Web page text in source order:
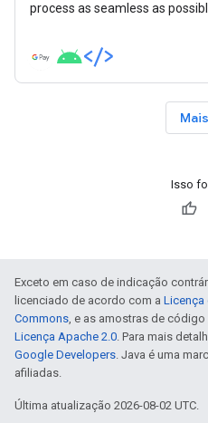
process as seamless as
Mais
Isso
Exceto em caso de indicação
licenciado de acordo com a Licença
Commons, e as amostras de
Licença Apache 2.0. Para mais
Google Developers. Java é uma
afiliadas.
Última atualização 2026-08-02 UTC.